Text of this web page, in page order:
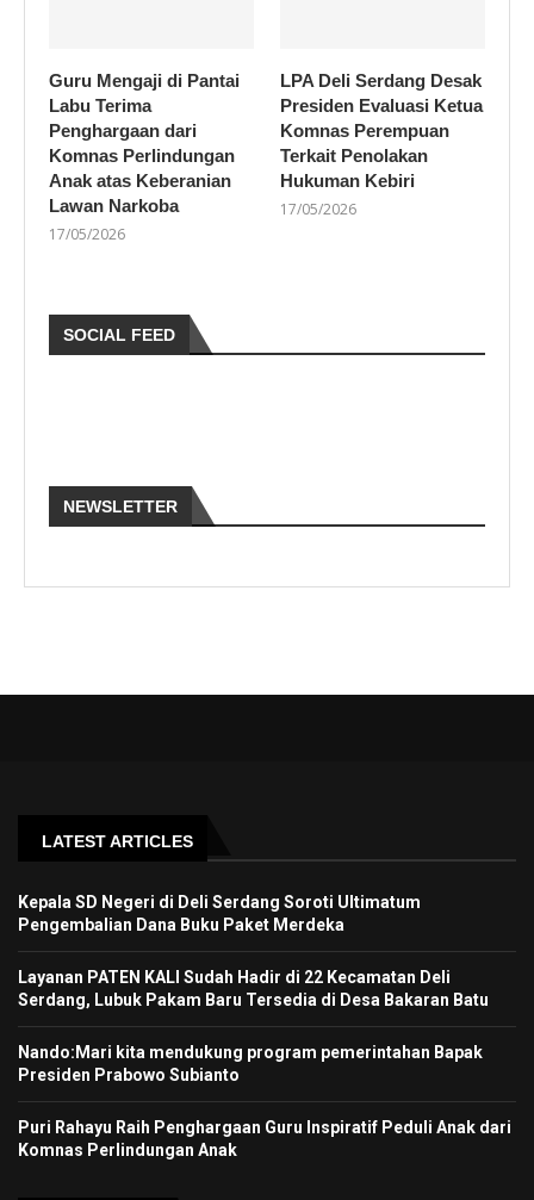
Guru Mengaji di Pantai
Labu Terima
Penghargaan dari
Komnas Perlindungan
Anak atas Keberanian
Lawan Narkoba
17/05/2026
LPA Deli Serdang Desak
Presiden Evaluasi Ketua
Komnas Perempuan
Terkait Penolakan
Hukuman Kebiri
17/05/2026
SOCIAL FEED
NEWSLETTER
LATEST ARTICLES
Kepala SD Negeri di Deli Serdang Soroti Ultimatum
Pengembalian Dana Buku Paket Merdeka
Layanan PATEN KALI Sudah Hadir di 22 Kecamatan Deli
Serdang, Lubuk Pakam Baru Tersedia di Desa Bakaran Batu
Nando:Mari kita mendukung program pemerintahan Bapak
Presiden Prabowo Subianto
Puri Rahayu Raih Penghargaan Guru Inspiratif Peduli Anak dari
Komnas Perlindungan Anak